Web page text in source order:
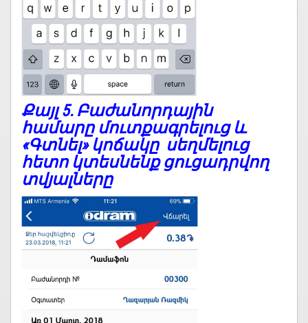
Քայլ 5. Բաժանորդային
համարը մուտքագրելուց և
«Գտնել» կոճակը սեղմելուց
հետո կտեսնենք ցուցադրվող
տվյալները